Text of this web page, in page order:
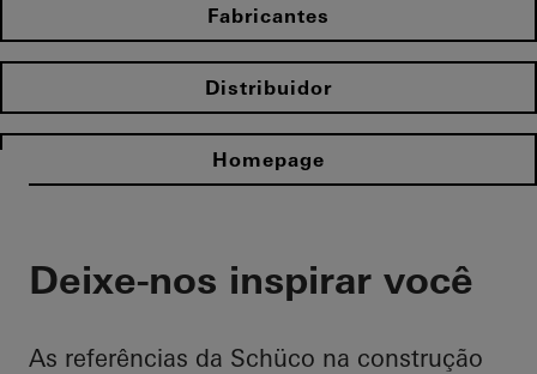
Fabricantes
Distribuidor
Homepage
Deixe-nos inspirar você
As referências da Schüco na construção